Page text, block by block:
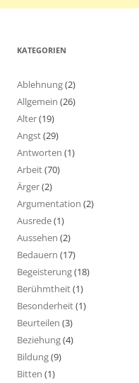
KATEGORIEN
Ablehnung(2)
Allgemein (26)
Alter(19)
Angst(29)
Antworten (1)
Arbeit(70)
Ärger(2)
Argumentation (2)
Ausrede(1)
Aussehen (2)
Bedauern (17)
Begeisterung(18)
Berühmtheit(1)
Besonderheit(1)
Beurteilen (3)
Beziehung(4)
Bildung(9)
Bitten (1)